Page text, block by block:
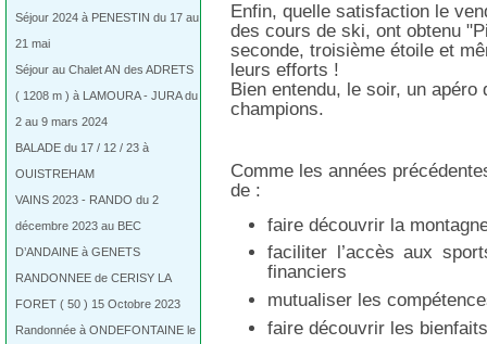
Séjour 2024 à PENESTIN du 17 au
21 mai
Séjour au Chalet AN des ADRETS
( 1208 m ) à LAMOURA - JURA du
2 au 9 mars 2024
BALADE du 17 / 12 / 23 à
OUISTREHAM
VAINS 2023 - RANDO du 2
décembre 2023 au BEC
D’ANDAINE à GENETS
RANDONNEE de CERISY LA
FORET ( 50 ) 15 Octobre 2023
Randonnée à ONDEFONTAINE le
Enfin, quelle satisfaction le
des cours de ski, ont obtenu
seconde, troisième étoile et
leurs efforts !
Bien entendu, le soir, un
champions.
Comme les années
de :
faire découvrir la
faciliter l’accès aux
financiers
mutualiser les
faire découvrir les